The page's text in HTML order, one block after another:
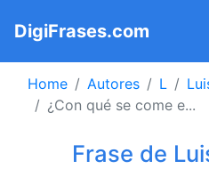
DigiFrases.com
Home Autores L
¿Con qué se come e...
Frase de